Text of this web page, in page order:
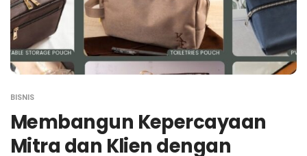
BISNIS
Membangun Kepercayaan
Mitra dan Klien dengan